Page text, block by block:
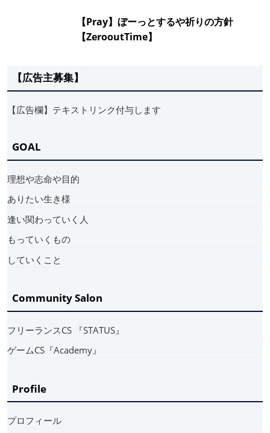
【Pray】ぼーっとするや祈りの方針
【ZerooutTime】
【広告主募集】
【広告欄】テキストリンク付与します
GOAL
理想や志命や目的
ありたい生き様
逢い関わっていく人
もっていくもの
していくこと
Community Salon
フリーランスCS 『STATUS』
ゲームCS『Academy』
Profile
プロフィール